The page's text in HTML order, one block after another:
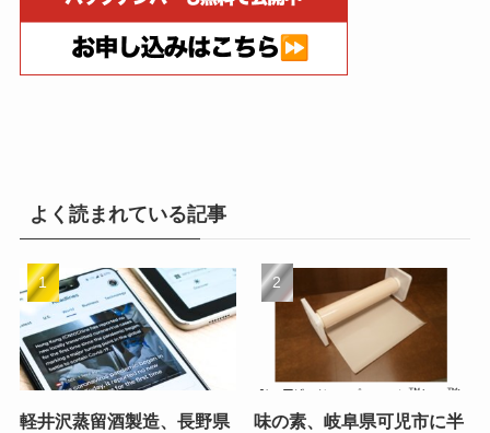
よく読まれている記事
軽井沢蒸留酒製造、長野県
味の素、岐阜県可児市に半